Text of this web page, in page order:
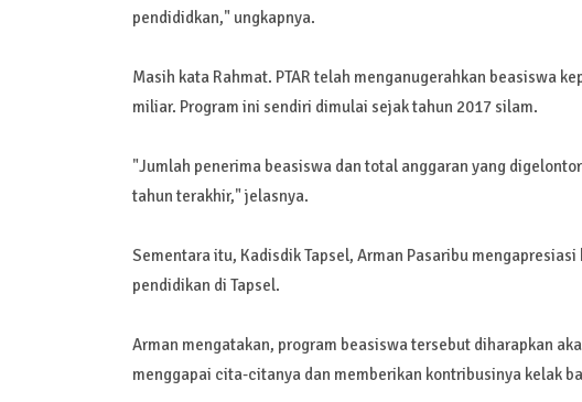
pendididkan," ungkapnya.
Masih kata Rahmat. PTAR telah menganugerahkan beasiswa
miliar. Program ini sendiri dimulai sejak tahun 2017 silam.
"Jumlah penerima beasiswa dan total anggaran yang
tahun terakhir," jelasnya.
Sementara itu, Kadisdik Tapsel, Arman Pasaribu
pendidikan di Tapsel.
Arman mengatakan, program beasiswa tersebut diharapkan
menggapai cita-citanya dan memberikan kontribusinya kelak